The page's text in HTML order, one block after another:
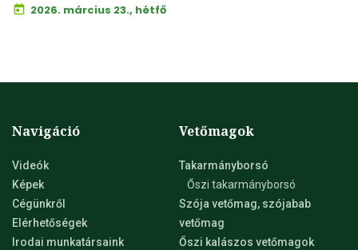
2026. március 23., hétfő
Navigáció
Videók
Képek
Cégünkről
Elérhetőségek
Irodai munkatársaink
Vetőmagok
Takarmányborsó
Őszi takarmányborsó
Szója vetőmag, szójabab
vetőmag
Őszi kalászos vetőmagok